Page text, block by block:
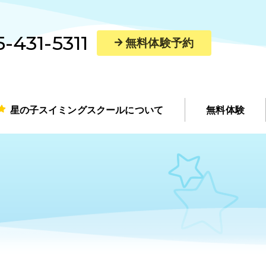
431-5311 無料体験予約
星の子スイミングスクールについて 無料体験